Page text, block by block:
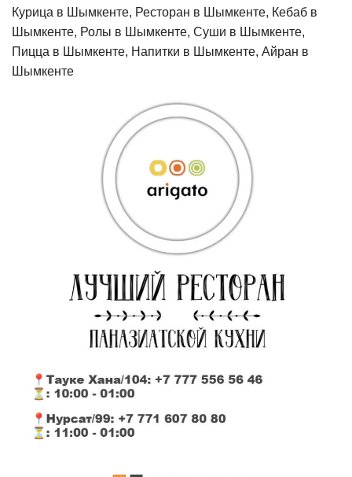
Курица в Шымкенте, Ресторан в Шымкенте, Кебаб в
Шымкенте, Ролы в Шымкенте, Суши в Шымкенте,
Пицца в Шымкенте, Напитки в Шымкенте, Айран в
Шымкенте